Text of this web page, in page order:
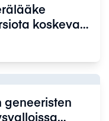
koskevaa
geneeristen